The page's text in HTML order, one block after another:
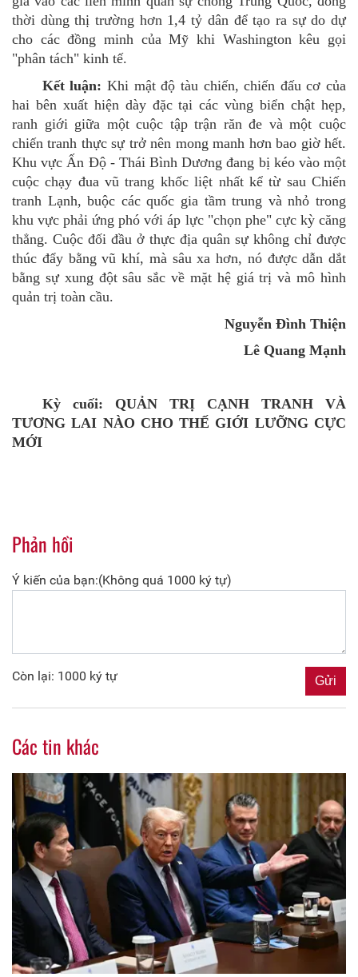
thời dùng thị trường hơn 1,4 tỷ dân để tạo ra sự do dự
cho các đồng minh của Mỹ khi Washington kêu gọi
"phân tách" kinh tế.
Kết luận: Khi mật độ tàu chiến, chiến đấu cơ của
hai bên xuất hiện dày đặc tại các vùng biển chật hẹp,
ranh giới giữa một cuộc tập trận răn đe và một cuộc
chiến tranh thực sự trở nên mong manh hơn bao giờ hết.
Khu vực Ấn Độ- Thái Bình Dương đang bị kéo vào một
cuộc chạy đua vũ trang khốc liệt nhất kể từ sau Chiến
tranh Lạnh, buộc các quốc gia tầm trung và nhỏ trong
khu vực phải ứng phó với áp lực "chọn phe" cực kỳ căng
thẳng. Cuộc đối đầu ở thực địa quân sự không chỉ được
thúc đẩy bằng vũ khí, mà sâu xa hơn, nó được dẫn dắt
bằng sự xung đột sâu sắc về mặt hệ giá trị và mô hình
quản trị toàn cầu.
Nguyễn Đình Thiện
Lê Quang Mạnh
Kỳ cuối: QUẢNTRỊ CẠNH TRANH VÀ
TƯƠNG LAI NÀO CHO THẾ GIỚI LƯỠNG CỰC
MỚI
Phản hồi
Ý kiến của bạn:(Không quá 1000 ký tự)
Còn lại: 1000 ký tự
Các tin khác